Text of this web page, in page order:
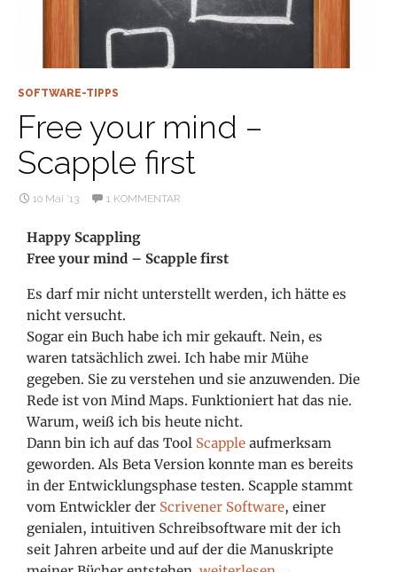
SOFTWARE-TIPPS
Free your mind –
Scapple first
10 Mai ’13 1 KOMMENTAR
Happy Scappling
Free your mind – Scapple first
Es darf mir nicht unterstellt werden, ich hätte es
nicht versucht.
Sogar ein Buch habe ich mir gekauft. Nein, es
waren tatsächlich zwei. Ich habe mir Mühe
gegeben. Sie zu verstehen und sie anzuwenden. Die
Rede ist von Mind Maps. Funktioniert hat das nie.
Warum, weiß ich bis heute nicht.
Dann bin ich auf das Tool Scappleaufmerksam
geworden. Als Beta Version konnte man es bereits
in der Entwicklungsphase testen. Scapple stammt
vom Entwickler der Scrivener Software, einer
genialen, intuitiven Schreibsoftware mit der ich
seit Jahren arbeite und auf der die Manuskripte